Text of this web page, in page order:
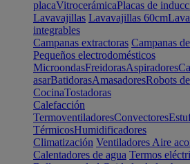
placaVitrocerámicaPlacas de
Lavavajillas Lavavajillas 60cm
integrables
Campanas extractoras Campanas
Pequeños electrodomésticos
MicroondasFreidorasAspiradores
asarBatidorasAmasadoresRobots
CocinaTostadoras
Calefacción
TermoventiladoresConvectores
TérmicosHumidificadores
Climatización Ventiladores Aire
Calentadores de agua Termos